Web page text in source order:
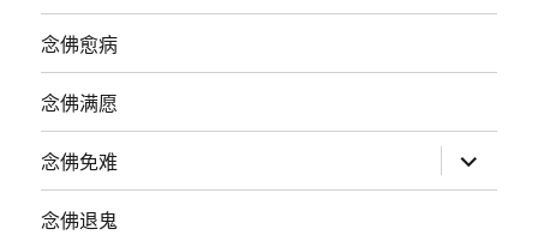
念佛愈病
念佛满愿
念佛免难 展
开
子
念佛退鬼